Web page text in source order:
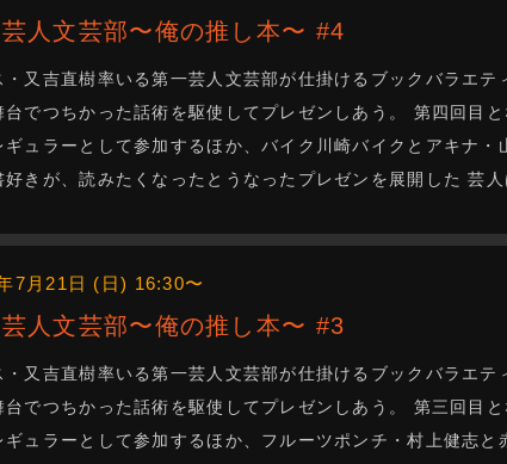
人文芸部〜俺の推し本〜 #4
・又吉直樹率いる第一芸人文芸部が仕掛けるブックバラエ
台でつちかった話術を駆使してプレゼンしあう。 第四回目
ギュラーとして参加するほか、バイク川崎バイクとアキナ
好きが、読みたくなったとうなったプレゼンを展開した 芸
7月21日 (日) 16:30〜
人文芸部〜俺の推し本〜 #3
・又吉直樹率いる第一芸人文芸部が仕掛けるブックバラエ
台でつちかった話術を駆使してプレゼンしあう。 第三回目
ギュラーとして参加するほか、フルーツポンチ・村上健志